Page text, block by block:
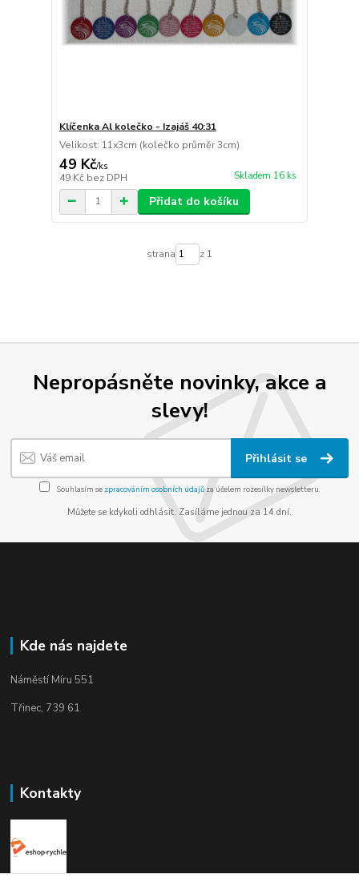
Klíčenka Al kolečko - Izajáš 40:31
Velikost: 11x3cm (kolečko průměr 3cm)
49 Kč/ks
49 Kč bez DPH Skladem 16 ks
Přidat do košíku
strana z 1
Nepropásněte novinky, akce a
slevy!
Přihlásit se
Souhlasím se zpracováním osobních údajůza účelem rozesílky newsletteru.
Můžete se kdykoli odhlásit. Zasíláme jednou za 14 dní.
Kde nás najdete
Náměstí Míru 551
Třinec, 739 61
Kontakty